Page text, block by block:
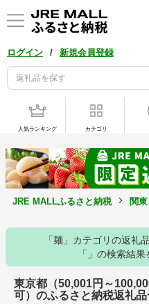
ログイン / 新規会員登録
人気ランキング カテゴリ
JRE MALLふるさと納税 関東
「麺」カテゴリの返礼
「」の検索結
東京都（50,001円～
可）のふるさと納税返礼